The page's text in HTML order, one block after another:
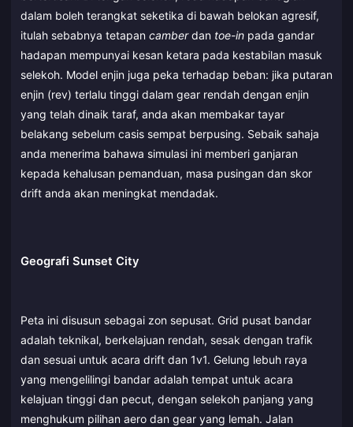
dalam boleh terangkat seketika di bawah belokan agresif,
itulah sebabnya tetapan camberdan toe-in pada gandar
hadapan mempunyai kesan ketara pada kestabilan masuk
selekoh. Model enjin juga peka terhadap beban: jika putaran
enjin (rev) terlalu tinggi dalam gear rendah dengan enjin
yang telah dinaik taraf, anda akan membakar tayar
belakang sebelum casis sempat berpusing. Sebaik sahaja
anda menerima bahawa simulasi ini memberi ganjaran
kepada kehalusan pemanduan, masa pusingan dan skor
drift anda akan meningkat mendadak.
Geografi Sunset City
Peta ini disusun sebagai zon sepusat. Grid pusat bandar
adalah teknikal, berkelajuan rendah, sesak dengan trafik
dan sesuai untuk acara drift dan 1v1. Gelung lebuh raya
yang mengelilingi bandar adalah tempat untuk acara
kelajuan tinggi dan pecut, dengan selekoh panjang yang
menghukum pilihan aero dan gear yang lemah. Jalan